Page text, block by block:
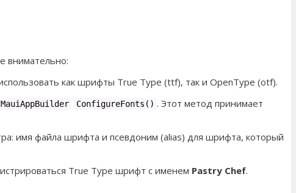
внимательно:
как шрифты True Type (ttf), так и OpenType (otf).
MauiAppBuilder ConfigureFonts() . Этот метод принимает
имя файла шрифта и псевдоним (alias) для шрифта, который
True Type шрифт с именем Pastry Chef.